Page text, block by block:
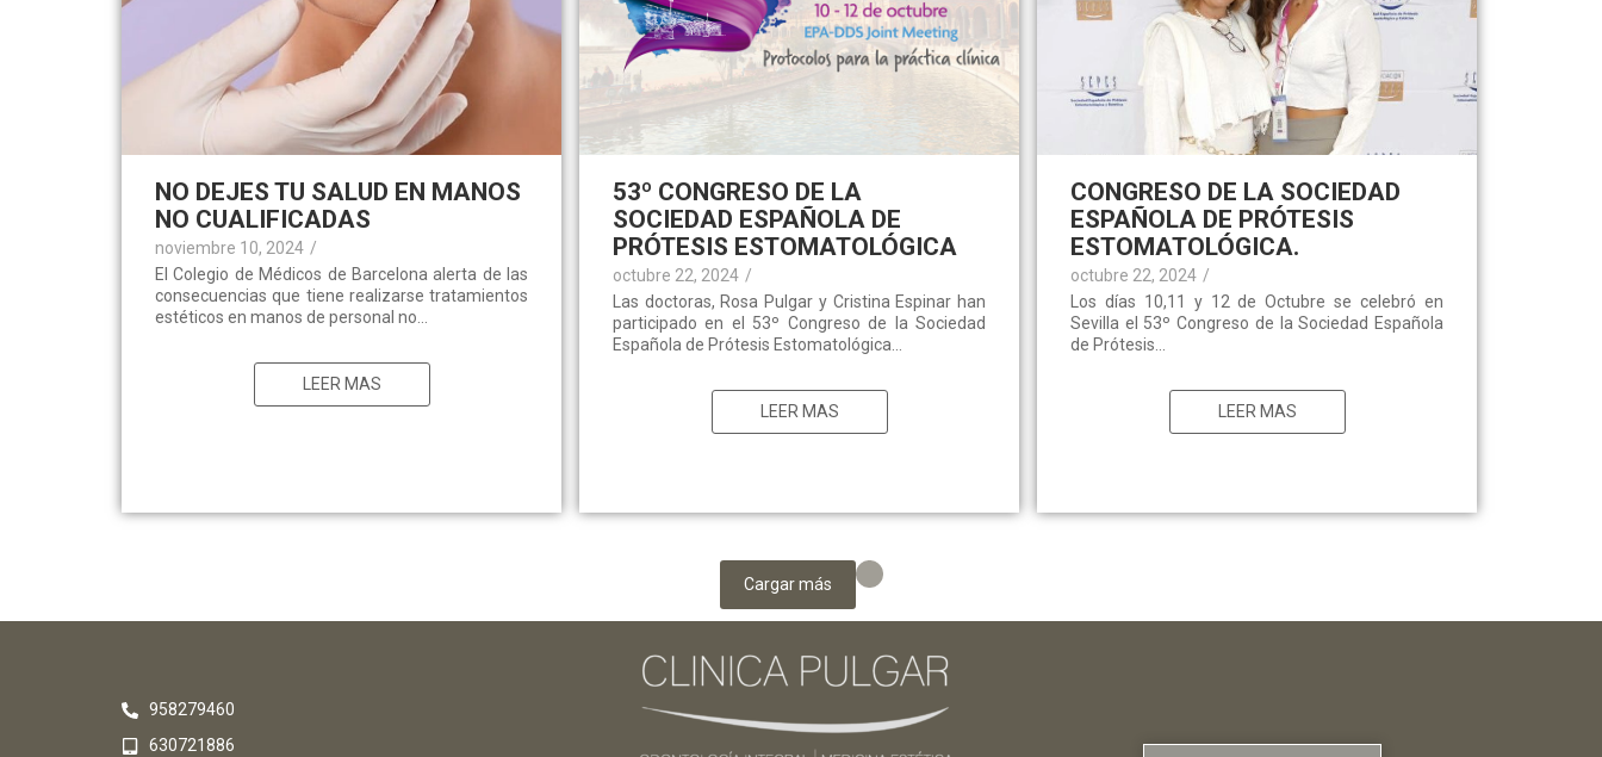
NO DEJES TU SALUD EN MANOS
NO CUALIFICADAS
noviembre 10, 2024 /
El Colegio de Médicos de Barcelona alerta de las
consecuencias que tiene realizarse tratamientos
estéticos en manos de personal no...
LEER MAS
53º CONGRESO DE LA
SOCIEDAD ESPAÑOLA DE
PRÓTESIS ESTOMATOLÓGICA
octubre 22, 2024 /
Las doctoras, Rosa Pulgar y Cristina Espinar han
participado en el 53º Congreso de la Sociedad
Española de Prótesis Estomatológica...
LEER MAS
CONGRESO DE LA SOCIEDAD
ESPAÑOLA DE PRÓTESIS
ESTOMATOLÓGICA.
octubre 22, 2024 /
Los días 10,11 y 12 de Octubre se celebró en
Sevilla el 53º Congreso de la Sociedad Española
de Prótesis...
LEER MAS
Cargar más
958279460
630721886